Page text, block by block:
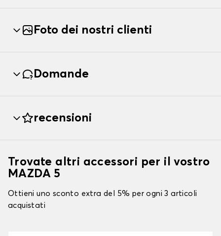
Foto dei nostri clienti
Domande
recensioni
Trovate altri accessori per il vostro
MAZDA 5
Ottieni uno sconto extra del 5% per ogni 3 articoli
acquistati